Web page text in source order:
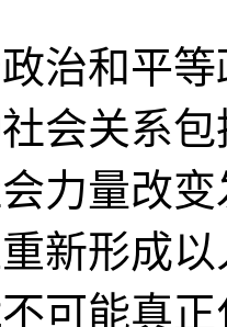
治和平
会关系
力量改
新形成
可能真